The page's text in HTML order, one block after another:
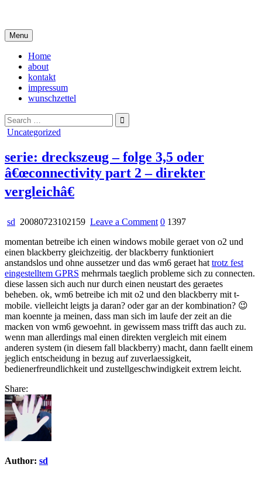
content
Menu
Home
about
kontakt
impressum
wunschzettel
Search
for:
Posted
Uncategorized
serie: dreckszeug – folge 3,5 oder
â€œconnectivity part 2 – direkter
vergleichâ€
sd 20080723102159 Leave a Commenton
dreckszeug
–
folge
3,5
oder
â€œconnectivity
part
2
–
direkter
vergleichâ€
0 1397
momentan betreibe ich einen windows mobile geraet von o2 und
einen blackberry gleichzeitig. der blackberry funktioniert
anstandslos und ohne aussetzer und das wm6 geraet hat trotz fest
eingestelltem GPRS mehrmals taeglich probleme sich zu connecten.
diese lassen sich auch nur durch einen neustart des geraetes
beheben. ok, wm6 betreibe ich mit o2 und den blackberry mit t-
mobile. vielleicht leigts ja daran? oder gar an der kombination? 😉
man koennte ja meinen, dass man sich im laufe der zeit an die
macken von wm6 gewoehnt. in gewissem mass trifft das auch zu.
wenn man allerdings mal einen direkten vergleich mit einem
anderen system (in diesem fall blackberry) macht, dann faellt einem
jeglich entscheidung in bezug auf zuverlaessigkeit,
bedienerfreundlichkeit und zustellgeschwindigkeit extrem leicht.
Share:
Author: sd